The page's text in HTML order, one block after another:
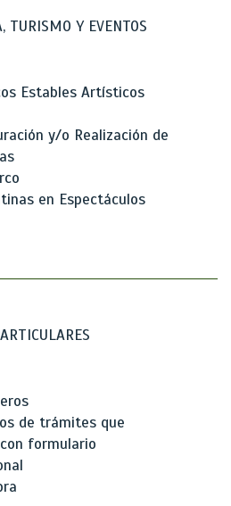
TURISMO Y EVENTOS
Estables Artísticos
y/o Realización de
en Espectáculos
de trámites que
formulario